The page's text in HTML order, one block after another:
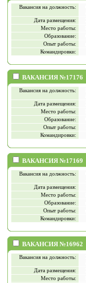
Вакансия на должность:
Дата размещения:
Место работы:
Образование:
Опыт работы:
Командировки:
ВАКАНСИЯ №17176
Вакансия на должность:
Дата размещения:
Место работы:
Образование:
Опыт работы:
Командировки:
ВАКАНСИЯ №17169
Вакансия на должность:
Дата размещения:
Место работы:
Образование:
Опыт работы:
Командировки:
ВАКАНСИЯ №16962
Вакансия на должность:
Дата размещения:
Место работы: